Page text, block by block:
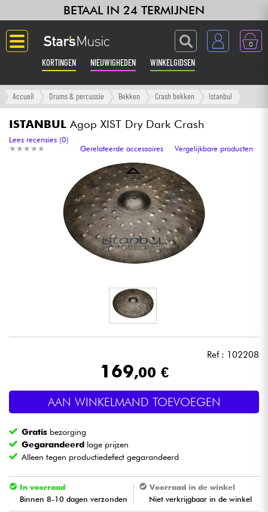
BETAAL IN 24 TERMIJNEN
0
KORTINGEN NIEUWIGHEDEN WINKELGIDSEN
Langue
Gitaar & Bas
Versterker & Effecten
Toetsenbord & Piano
Synths & samplers
Home-studio
Licht
Drums & percussie
Viool & Quatuor
Accueil Drums & percussie Bekken Crash bekken Istanbul
ISTANBUL Agop XIST Dry Dark Crash
★ ★ ★ ★ ★
★ ★ ★ ★ ★
Lees recensies (0)
Gerelateerde accessoires
Vergelijkbare producten
Ref : 102208
169,00 €
AAN WINKELMAND TOEVOEGEN
Gratis bezorging
Gegarandeerd lage prijzen
Alleen tegen productiedefect gegarandeerd
In voorraad
Binnen 8-10 dagen verzonden
Voorraad in de winkel
Niet verkrijgbaar in de winkel